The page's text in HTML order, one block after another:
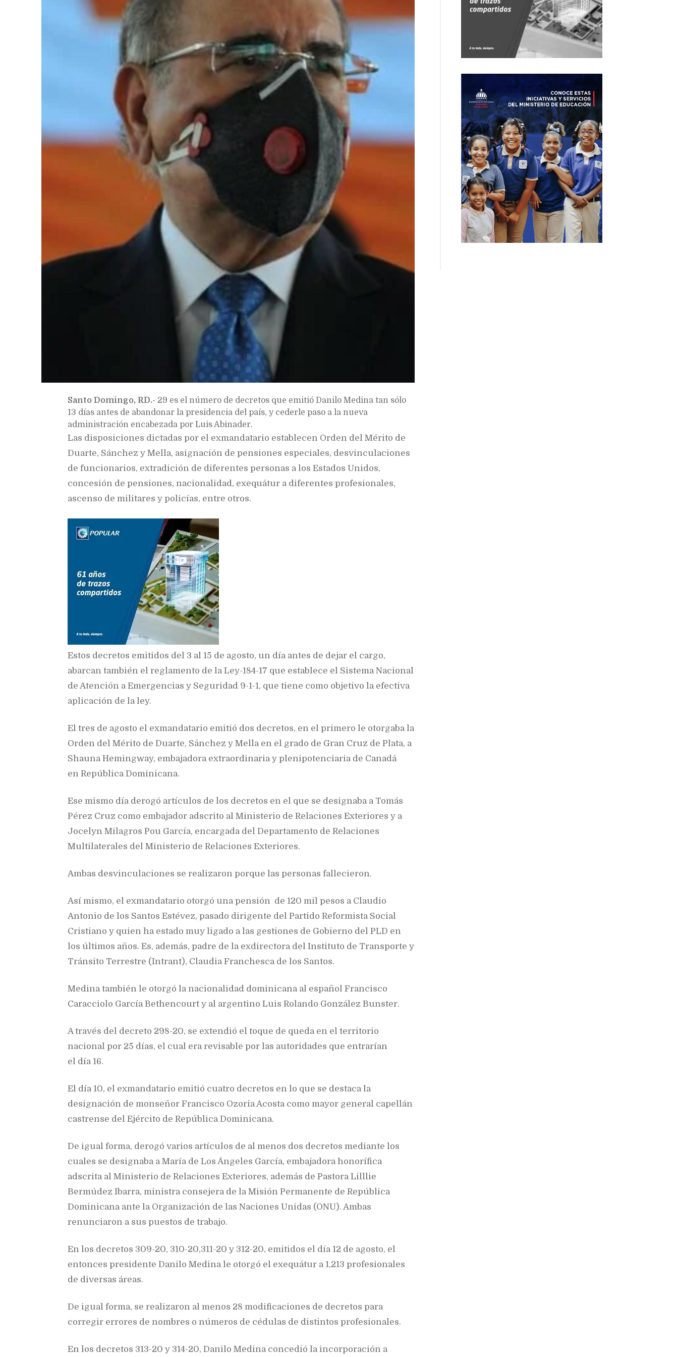
Santo Domingo, RD.- 29 es el número de decretos que emitió Danilo Medina tan sólo
13 días antes de abandonar la presidencia del país, y cederle paso a la nueva
administración encabezada por Luis Abinader.
Las disposiciones dictadas por el exmandatario establecen Orden del Mérito de
Duarte, Sánchez y Mella, asignación de pensiones especiales, desvinculaciones
de funcionarios, extradición de diferentes personas a los Estados Unidos,
concesión de pensiones, nacionalidad, exequátur a diferentes profesionales,
ascenso de militares y policías, entre otros.
Estos decretos emitidos del 3 al 15 de agosto, un día antes de dejar el cargo,
abarcan también el reglamento de la Ley-184-17 que establece el Sistema Nacional
de Atención a Emergencias y Seguridad 9-1-1, que tiene como objetivo la efectiva
aplicación de la ley.
El tres de agosto el exmandatario emitió dos decretos, en el primero le otorgaba la
Orden del Mérito de Duarte, Sánchez y Mella en el grado de Gran Cruz de Plata, a
Shauna Hemingway, embajadora extraordinaria y plenipotenciaria de Canadá
en República Dominicana.
Ese mismo día derogó artículos de los decretos en el que se designaba a Tomás
Pérez Cruz como embajador adscrito al Ministerio de Relaciones Exteriores y a
Jocelyn Milagros Pou García, encargada del Departamento de Relaciones
Multilaterales del Ministerio de Relaciones Exteriores.
Ambas desvinculaciones se realizaron porque las personas fallecieron.
Así mismo, el exmandatario otorgó una pensión de 120 mil pesos a Claudio
Antonio de los Santos Estévez, pasado dirigente del Partido Reformista Social
Cristiano y quien ha estado muy ligado a las gestiones de Gobierno del PLD en
los últimos años. Es, además, padre de la exdirectora del Instituto de Transporte y
Tránsito Terrestre (Intrant), Claudia Franchesca de los Santos.
Medina también le otorgó la nacionalidad dominicana al español Francisco
Caracciolo García Bethencourt y al argentino Luis Rolando González Bunster.
A través del decreto 298-20, se extendió el toque de queda en el territorio
nacional por 25 días, el cual era revisable por las autoridades que entrarían
el día 16.
El día 10, el exmandatario emitió cuatro decretos en lo que se destaca la
designación de monseñor Francisco Ozoria Acosta como mayor general capellán
castrense del Ejército de República Dominicana.
De igual forma, derogó varios artículos de al menos dos decretos mediante los
cuales se designaba a María de Los Ángeles García, embajadora honorífica
adscrita al Ministerio de Relaciones Exteriores, además de Pastora Lilllie
Bermúdez Ibarra, ministra consejera de la Misión Permanente de República
Dominicana ante la Organización de las Naciones Unidas (ONU). Ambas
renunciaron a sus puestos de trabajo.
En los decretos 309-20, 310-20,311-20 y 312-20, emitidos el día 12 de agosto, el
entonces presidente Danilo Medina le otorgó el exequátur a 1,213 profesionales
de diversas áreas.
De igual forma, se realizaron al menos 28 modificaciones de decretos para
corregir errores de nombres o números de cédulas de distintos profesionales.
En los decretos 313-20 y 314-20, Danilo Medina concedió la incorporación a